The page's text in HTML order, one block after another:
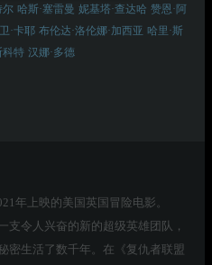
尔 哈斯·塞雷曼 妮基塔·查达哈 赞恩·阿
·卡耶 布伦达·洛伦娜·加西亚 哈里·斯
科特 汉娜·多德
年上映的美国英国冒险电影。
支令人兴奋的新的超级英雄团队，
密生活了数千年。在《复仇者联盟